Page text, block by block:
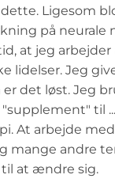
dette. Ligesom
på neurale
at jeg
lidelser. Jeg
er det løst. Jeg
til
At arbejde
mange andre
at ændre sig.